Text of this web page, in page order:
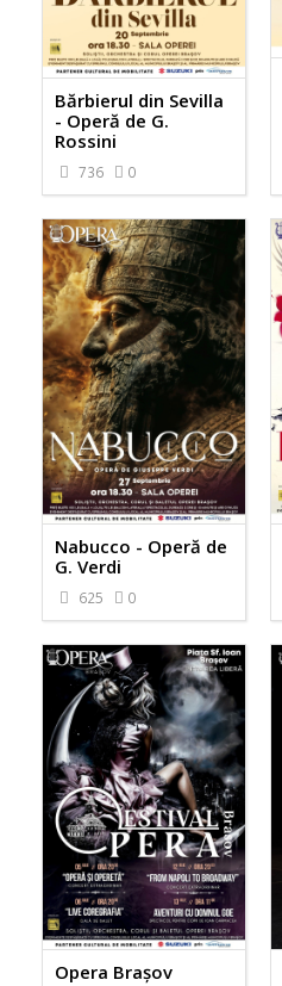
Bărbierul din Sevilla
- Operă de G.
Rossini
736 0
Nabucco - Operă de
G. Verdi
625 0
Opera Brașov